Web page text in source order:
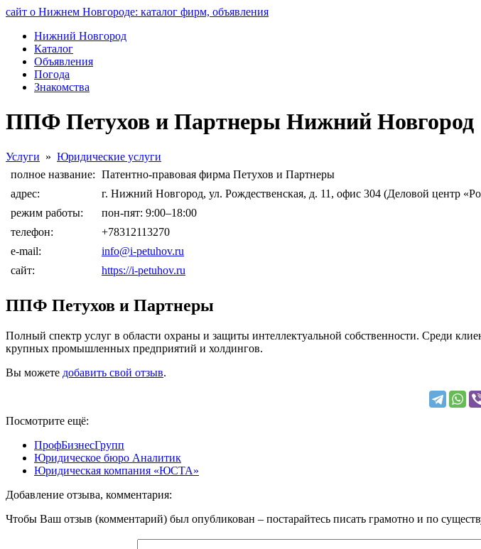
сайт о Нижнем Новгороде: каталог фирм, объявления
Нижний Новгород
Каталог
Объявления
Погода
Знакомства
ППФ Петухов и Партнеры Нижний Новгород
Услуги » Юридические услуги
полное название: Патентно-правовая фирма Петухов и Партнеры
адрес:
г. Нижний Новгород, ул. Рождественская, д. 11, офис 304 (Деловой центр
режим работы:
пон-пят: 9:00–18:00
телефон:
+78312113270
e-mail:
info@i-petuhov.ru
сайт:
https://i-petuhov.ru
ППФ Петухов и Партнеры
Полный спектр услуг в области охраны и защиты интеллектуальной собственности. Среди
крупных промышленных предприятий и холдингов.
Вы можете добавить свой отзыв.
Посмотрите ещё:
ПрофБизнесГрупп
Юридическое бюро Аналитик
Юридическая компания «ЮСТА»
Добавление отзыва, комментария:
Чтобы Ваш отзыв (комментарий) был опубликован – постарайтесь писать грамотно и по